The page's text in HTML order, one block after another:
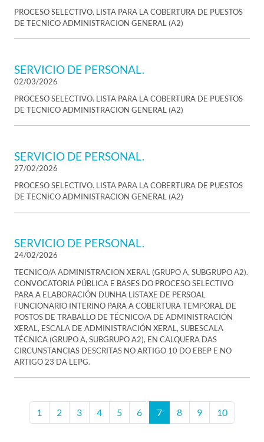
PROCESO SELECTIVO. LISTA PARA LA COBERTURA DE PUESTOS
DE TECNICO ADMINISTRACION GENERAL (A2)
SERVICIO DE PERSONAL.
02/03/2026
PROCESO SELECTIVO. LISTA PARA LA COBERTURA DE PUESTOS
DE TECNICO ADMINISTRACION GENERAL (A2)
SERVICIO DE PERSONAL.
27/02/2026
PROCESO SELECTIVO. LISTA PARA LA COBERTURA DE PUESTOS
DE TECNICO ADMINISTRACION GENERAL (A2)
SERVICIO DE PERSONAL.
24/02/2026
TECNICO/A ADMINISTRACION XERAL (GRUPO A, SUBGRUPO A2).
CONVOCATORIA PÚBLICA E BASES DO PROCESO SELECTIVO
PARA A ELABORACIÓN DUNHA LISTAXE DE PERSOAL
FUNCIONARIO INTERINO PARA A COBERTURA TEMPORAL DE
POSTOS DE TRABALLO DE TÉCNICO/A DE ADMINISTRACIÓN
XERAL, ESCALA DE ADMINISTRACIÓN XERAL, SUBESCALA
TÉCNICA (GRUPO A, SUBGRUPO A2), EN CALQUERA DAS
CIRCUNSTANCIAS DESCRITAS NO ARTIGO 10 DO EBEP E NO
ARTIGO 23 DA LEPG.
1 2 3 4 5 6 7 8 9 10